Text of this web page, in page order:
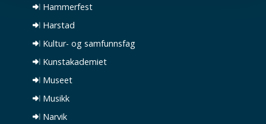
Hammerfest
Harstad
Kultur- og samfunnsfag
Kunstakademiet
Museet
Musikk
Narvik